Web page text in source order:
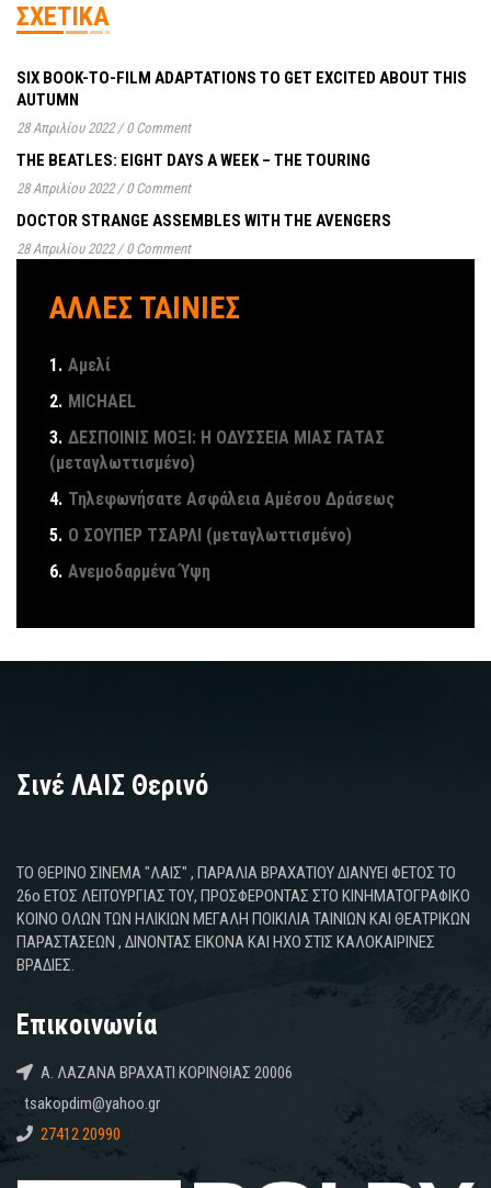
ΣΧΕΤΙΚΆ
SIX BOOK-TO-FILM ADAPTATIONS TO GET EXCITED ABOUT THIS
AUTUMN
28 Απριλίου 2022 / 0 Comment
THE BEATLES: EIGHT DAYS A WEEK – THE TOURING
28 Απριλίου 2022 / 0 Comment
DOCTOR STRANGE ASSEMBLES WITH THE AVENGERS
28 Απριλίου 2022 / 0 Comment
ΑΛΛΕΣ ΤΑΙΝΙΕΣ
1. Αμελί
2. MICHAEL
3. ΔΕΣΠΟΙΝΙΣ ΜΟΞΙ: Η ΟΔΥΣΣΕΙΑ ΜΙΑΣ ΓΑΤΑΣ
(μεταγλωττισμένο)
4. Τηλεφωνήσατε Ασφάλεια Αμέσου Δράσεως
5. Ο ΣΟΥΠΕΡ ΤΣΑΡΛΙ (μεταγλωττισμένο)
6. Ανεμοδαρμένα Ύψη
Σινέ ΛΑΙΣ Θερινό
ΤΟ ΘΕΡΙΝΟ ΣΙΝΕΜΑ "ΛΑΙΣ" , ΠΑΡΑΛΙΑ ΒΡΑΧΑΤΙΟΥ ΔΙΑΝΥΕΙ ΦΕΤΟΣ ΤΟ
26ο ΕΤΟΣ ΛΕΙΤΟΥΡΓΙΑΣ ΤΟΥ, ΠΡΟΣΦΕΡΟΝΤΑΣ ΣΤΟ ΚΙΝΗΜΑΤΟΓΡΑΦΙΚΟ
ΚΟΙΝΟ ΟΛΩΝ ΤΩΝ ΗΛΙΚΙΩΝ ΜΕΓΑΛΗ ΠΟΙΚΙΛΙΑ ΤΑΙΝΙΩΝ ΚΑΙ ΘΕΑΤΡΙΚΩΝ
ΠΑΡΑΣΤΑΣΕΩΝ , ΔΙΝΟΝΤΑΣ ΕΙΚΟΝΑ ΚΑΙ ΗΧΟ ΣΤΙΣ ΚΑΛΟΚΑΙΡΙΝΕΣ
ΒΡΑΔΙΕΣ.
Επικοινωνία
Α. ΛΑΖΑΝΑ ΒΡΑΧΑΤΙ ΚΟΡΙΝΘΙΑΣ 20006
tsakopdim@yahoo.gr
27412 20990